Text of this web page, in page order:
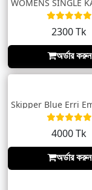
2300 Tk
অর্ডার করুন
4000 Tk
অর্ডার করুন